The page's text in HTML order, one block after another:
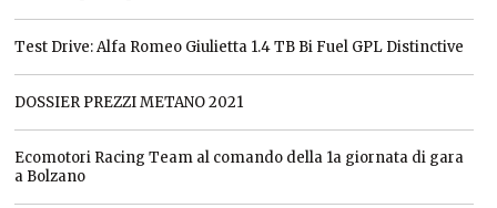
Test Drive: Alfa Romeo Giulietta 1.4 TB Bi Fuel GPL Distinctive
DOSSIER PREZZI METANO 2021
Ecomotori Racing Team al comando della 1a giornata di gara
a Bolzano